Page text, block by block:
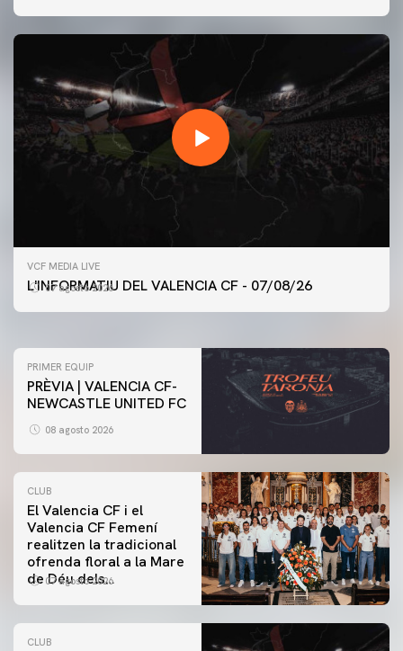
VCF MEDIA LIVE
L'INFORMATIU DEL VALENCIA CF - 07/08/26
07 agosto 2026
PRIMER EQUIP
ENTRENAMENT DEL VALENCIA CF 7/8/2026
PRIMER EQUIP
PRÈVIA | VALENCIA CF-
NEWCASTLE UNITED FC
08 agosto 2026
CLUB
El Valencia CF i el
Valencia CF Femení
realitzen la tradicional
ofrenda floral a la Mare
de Déu dels
07 agosto 2026
CLUB